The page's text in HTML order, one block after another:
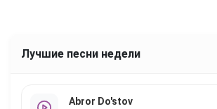
Лучшие песни недели
Abror Do'stov